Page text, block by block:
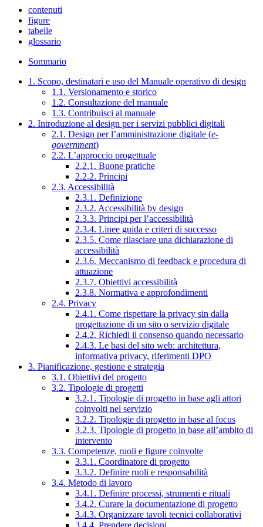
contenuti
figure
tabelle
glossario
Sommario
1. Scopo, destinatari e uso del Manuale operativo di design
1.1. Versionamento e storico
1.2. Consultazione del manuale
1.3. Contribuisci al manuale
2. Introduzione al design per i servizi pubblici digitali
2.1. Design per l’amministrazione digitale (e-
government)
2.2. L’approccio progettuale
2.2.1. Buone pratiche
2.2.2. Principi
2.3. Accessibilità
2.3.1. Definizione
2.3.2. Accessibilità by design
2.3.3. Principi per l’accessibilità
2.3.4. Linee guida e criteri di successo
2.3.5. Come rilasciare una dichiarazione di
accessibilità
2.3.6. Meccanismo di feedback e procedura di
attuazione
2.3.7. Obiettivi accessibilità
2.3.8. Normativa e approfondimenti
2.4. Privacy
2.4.1. Come rispettare la privacy sin dalla
progettazione di un sito o servizio digitale
2.4.2. Richiedi il consenso quando necessario
2.4.3. Le basi del sito web: architettura,
informativa privacy, riferimenti DPO
3. Pianificazione, gestione e strategia
3.1. Obiettivi del progetto
3.2. Tipologie di progetti
3.2.1. Tipologie di progetto in base agli attori
coinvolti nel servizio
3.2.2. Tipologie di progetto in base al focus
3.2.3. Tipologie di progetto in base all’ambito di
intervento
3.3. Competenze, ruoli e figure coinvolte
3.3.1. Coordinatore di progetto
3.3.2. Definire ruoli e responsabilità
3.4. Metodo di lavoro
3.4.1. Definire processi, strumenti e rituali
3.4.2. Curare la documentazione di progetto
3.4.3. Organizzare tavoli tecnici collaborativi
3.4.4. Prendere decisioni